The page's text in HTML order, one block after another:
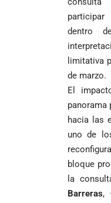
dentro
limitativa
de marzo.
El
panorama
hacia las
uno de
bloque
la
Barreras,